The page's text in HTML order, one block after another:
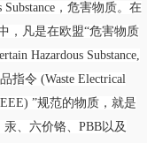
，危害物质。在
，凡是在欧盟“危害物质
Hazardous Substance,
指令 (Waste Electrical
”规范的物质，就是
、六价铬、PBB以及